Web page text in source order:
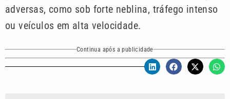
adversas, como sob forte neblina, tráfego intenso
ou veículos em alta velocidade.
Continua após a publicidade